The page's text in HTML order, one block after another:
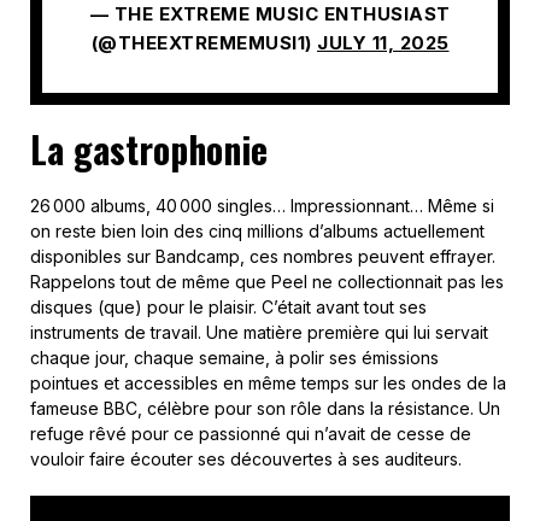
— THE EXTREME MUSIC ENTHUSIAST
(@THEEXTREMEMUSI1) JULY 11, 2025
La gastrophonie
26 000 albums, 40 000 singles… Impressionnant… Même si
on reste bien loin des cinq millions d’albums actuellement
disponibles sur Bandcamp, ces nombres peuvent effrayer.
Rappelons tout de même que Peel ne collectionnait pas les
disques (que) pour le plaisir. C’était avant tout ses
instruments de travail. Une matière première qui lui servait
chaque jour, chaque semaine, à polir ses émissions
pointues et accessibles en même temps sur les ondes de la
fameuse BBC, célèbre pour son rôle dans la résistance. Un
refuge rêvé pour ce passionné qui n’avait de cesse de
vouloir faire écouter ses découvertes à ses auditeurs.